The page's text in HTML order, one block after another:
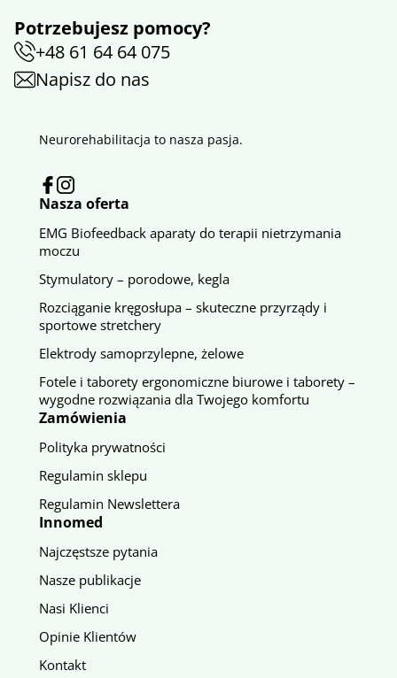
Potrzebujesz pomocy?
+48 61 64 64 075
Napisz do nas
Neurorehabilitacja to nasza pasja.
Nasza oferta
EMG Biofeedback aparaty do terapii nietrzymania
moczu
Stymulatory – porodowe, kegla
Rozciąganie kręgosłupa – skuteczne przyrządy i
sportowe stretchery
Elektrody samoprzylepne, żelowe
Fotele i taborety ergonomiczne biurowe i taborety –
wygodne rozwiązania dla Twojego komfortu
Zamówienia
Polityka prywatności
Regulamin sklepu
Regulamin Newslettera
Innomed
Najczęstsze pytania
Nasze publikacje
Nasi Klienci
Opinie Klientów
Kontakt